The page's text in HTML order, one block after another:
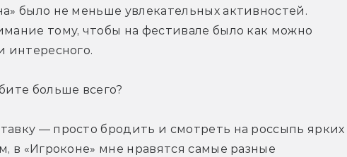
было не меньше увлекательных активностей.
тому, чтобы на фестивале было как можно
интересного.
больше всего?
— просто бродить и смотреть на россыпь ярких
в «Игроконе» мне нравятся самые разные